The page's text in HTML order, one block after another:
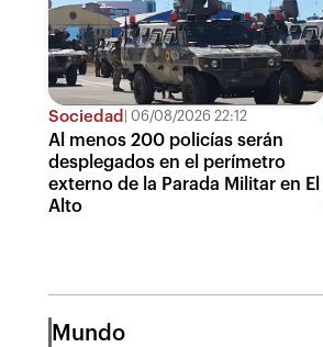
Sociedad 06/08/2026 22:12
Al menos 200 policías serán
desplegados en el perímetro
externo de la Parada Militar en El
Alto
Mundo